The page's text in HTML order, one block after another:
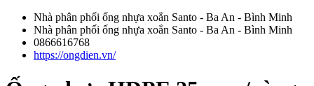
Nhà phân phối ống nhựa xoắn Santo - Ba An - Bình Minh
Nhà phân phối ống nhựa xoắn Santo - Ba An - Bình Minh
0866616768
https://ongdien.vn/